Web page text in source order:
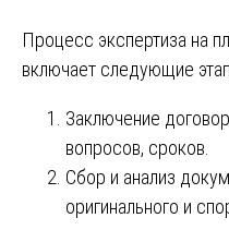
Процесс экспертиза на
включает следующие
Заключение
вопросов, сроков.
Сбор и анализ
оригинального и